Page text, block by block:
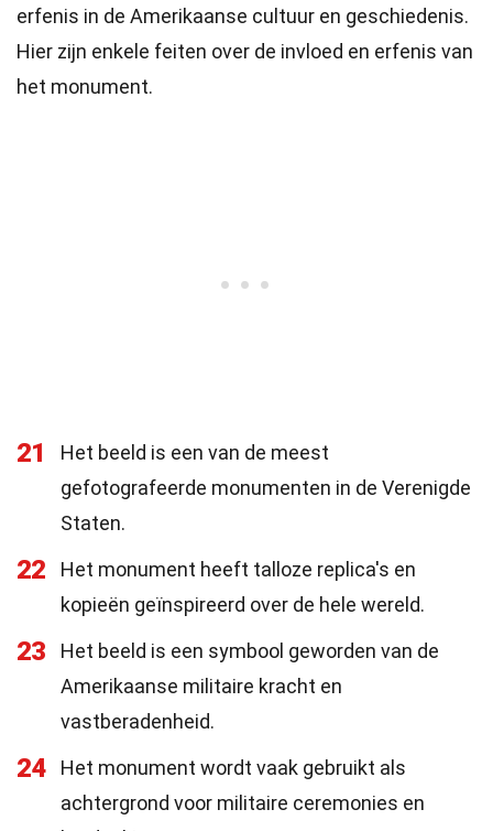
erfenis in de Amerikaanse cultuur en geschiedenis.
Hier zijn enkele feiten over de invloed en erfenis van
het monument.
21
Het beeld is een van de meest
gefotografeerde monumenten in de Verenigde
Staten.
22
Het monument heeft talloze replica's en
kopieën geïnspireerd over de hele wereld.
23
Het beeld is een symbool geworden van de
Amerikaanse militaire kracht en
vastberadenheid.
24
Het monument wordt vaak gebruikt als
achtergrond voor militaire ceremonies en